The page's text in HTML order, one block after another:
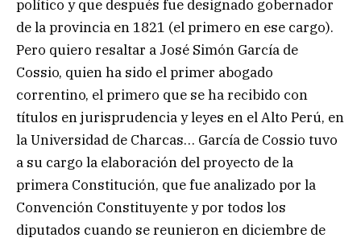
político y que después fue designado gobernador
de la provincia en 1821 (el primero en ese cargo).
Pero quiero resaltar a José Simón García de
Cossio, quien ha sido el primer abogado
correntino, el primero que se ha recibido con
títulos en jurisprudencia y leyes en el Alto Perú, en
la Universidad de Charcas… García de Cossio tuvo
a su cargo la elaboración del proyecto de la
primera Constitución, que fue analizado por la
Convención Constituyente y por todos los
diputados cuando se reunieron en diciembre de